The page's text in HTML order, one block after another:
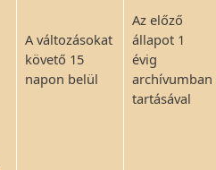
A változásokat
követő 15
napon belül
Az előző
állapot 1
évig
archívumban
tartásával